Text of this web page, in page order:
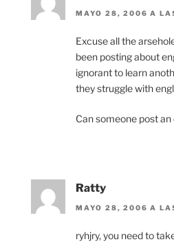
MAYO 28, 2006 A
Excuse all the
been posting about
ignorant to learn
they struggle with
Can someone post
Ratty
MAYO 28, 2006 A
ryhjry, you need to